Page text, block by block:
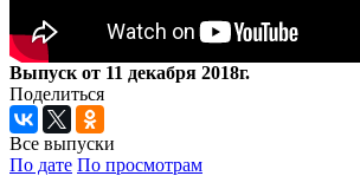
Выпуск от 11 декабря 2018г.
Поделиться
Все выпуски
По дате По просмотрам